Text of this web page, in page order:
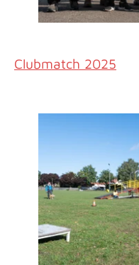
Clubmatch 2025